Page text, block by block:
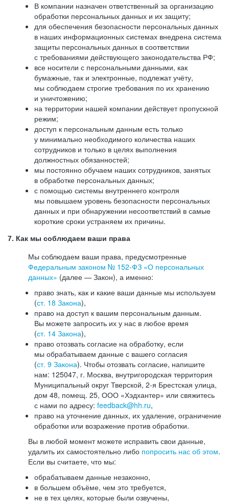
В компании назначен ответственный за организацию
обработки персональных данных и их защиту;
для обеспечения безопасности персональных данных
в наших информационных системах внедрена система
защиты персональных данных в соответствии
с требованиями действующего законодательства РФ;
все носители с персональными данными, как
бумажные, так и электронные, подлежат учёту,
мы соблюдаем строгие требования по их хранению
и уничтожению;
на территории нашей компании действует пропускной
режим;
доступ к персональным данным есть только
у минимально необходимого количества наших
сотрудников и только в целях выполнения
должностных обязанностей;
мы постоянно обучаем наших сотрудников, занятых
в обработке персональных данных;
с помощью системы внутреннего контроля
мы повышаем уровень безопасности персональных
данных и при обнаружении несоответствий в самые
короткие сроки устраняем их причины.
7. Как мы соблюдаем ваши права
Мы соблюдаем ваши права, предусмотренные
Федеральным законом № 152-ФЗ «О персональных
данных» (далее — Закон), а именно:
право знать, как и какие ваши данные мы используем
(ст. 18 Закона),
право на доступ к вашим персональным данным.
Вы можете запросить их у нас в любое время
(ст. 14 Закона),
право отозвать согласие на обработку, если
мы обрабатываем данные с вашего согласия
(ст. 9 Закона). Чтобы отозвать согласие, напишите
нам: 125047, г. Москва, внутригородская территория
Муниципальный округ Тверской, 2-я Брестская улица,
дом 48, помещ. 25, ООО «Хэдхантер» или свяжитесь
с нами по адресу: feedback@hh.ru,
право на уточнение данных, их удаление, ограничение
обработки или возражение против обработки.
Вы в любой момент можете исправить свои данные,
удалить их самостоятельно либо попросить нас об этом.
Если вы считаете, что мы:
обрабатываем данные незаконно,
в большем объёме, чем это требуется,
не в тех целях, которые были озвучены,